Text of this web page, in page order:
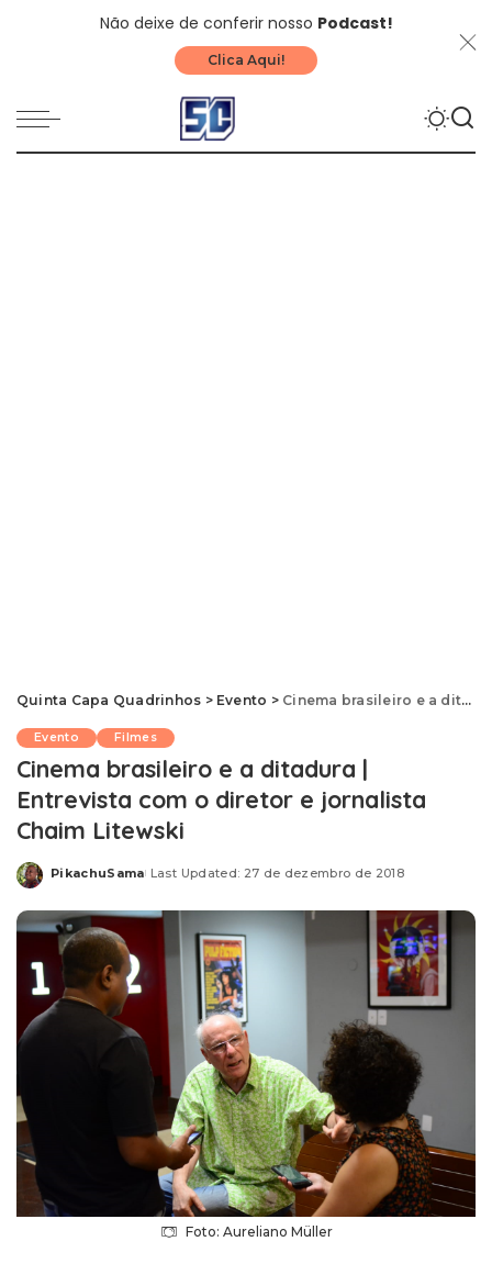
Não deixe de conferir nosso Podcast!
Clica Aqui!
Quinta Capa Quadrinhos > Evento > Cinema brasileiro e a ditadura | Entrevista com o diretor e jornalista Chaim Litewski
Evento Filmes
Cinema brasileiro e a ditadura |
Entrevista com o diretor e jornalista
Chaim Litewski
Posted
PikachuSama Last Updated: 27 de dezembro de 2018
Foto: Aureliano Müller